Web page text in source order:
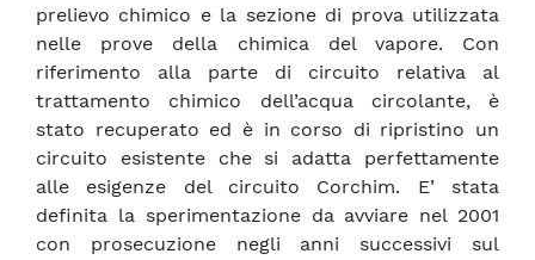
prelievo chimico e la sezione di prova utilizzata
nelle prove della chimica del vapore. Con
riferimento alla parte di circuito relativa al
trattamento chimico dell’acqua circolante, è
stato recuperato ed è in corso di ripristino un
circuito esistente che si adatta perfettamente
alle esigenze del circuito Corchim. E’ stata
definita la sperimentazione da avviare nel 2001
con prosecuzione negli anni successivi sul